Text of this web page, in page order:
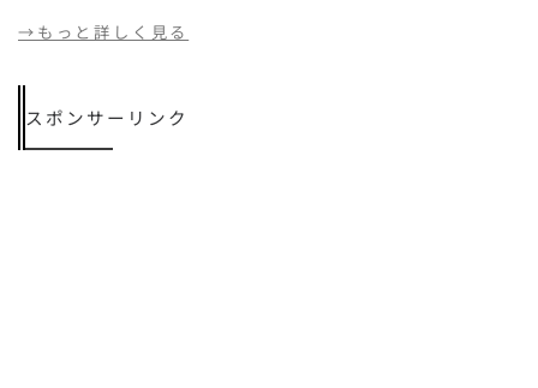
→もっと詳しく見る
スポンサーリンク